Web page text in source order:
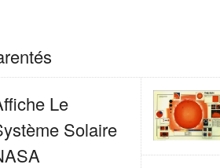
Le
Solaire